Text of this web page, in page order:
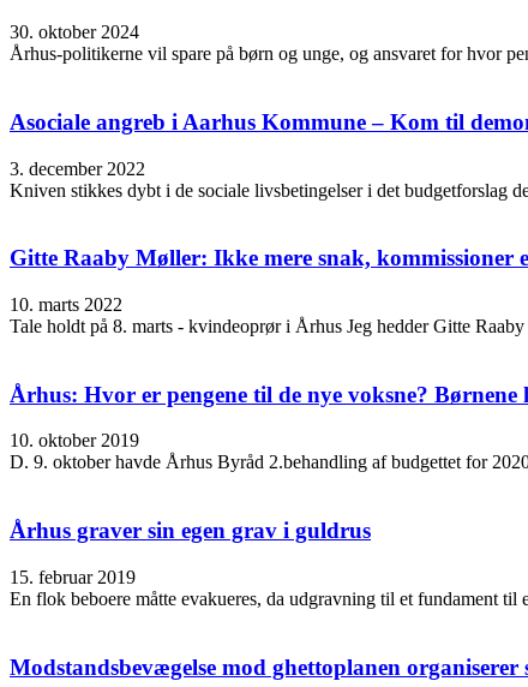
30. oktober 2024
Århus-politikerne vil spare på børn og unge, og ansvaret for hvor
Asociale angreb i Aarhus Kommune – Kom til
3. december 2022
Kniven stikkes dybt i de sociale livsbetingelser i det budgetforslag
Gitte Raaby Møller: Ikke mere snak, kommissioner
10. marts 2022
Tale holdt på 8. marts - kvindeoprør i Århus Jeg hedder Gitte
Århus: Hvor er pengene til de nye voksne? Børnene
10. oktober 2019
D. 9. oktober havde Århus Byråd 2.behandling af budgettet for
Århus graver sin egen grav i guldrus
15. februar 2019
En flok beboere måtte evakueres, da udgravning til et fundament til
Modstandsbevægelse mod ghettoplanen organiserer